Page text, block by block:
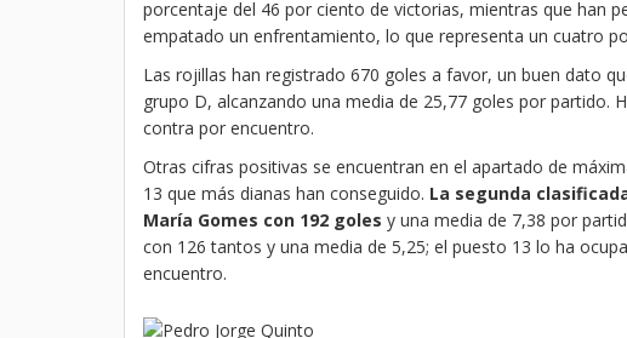
porcentaje del 46 por ciento de victorias, mientras que han
empatado un enfrentamiento, lo que representa un cuatro
Las rojillas han registrado 670 goles a favor, un buen dato
grupo D, alcanzando una media de 25,77 goles por partido.
contra por encuentro.
Otras cifras positivas se encuentran en el apartado de
13 que más dianas han conseguido. La segunda
María Gomes con 192 goles y una media de 7,38 por
con 126 tantos y una media de 5,25; el puesto 13 lo ha
encuentro.